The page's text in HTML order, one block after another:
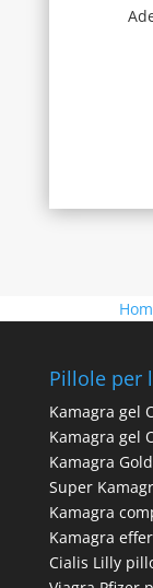
Pillole per
Kamagra gel
Kamagra gel
Kamagra
Super
Kamagra
Kamagra
Cialis Lilly